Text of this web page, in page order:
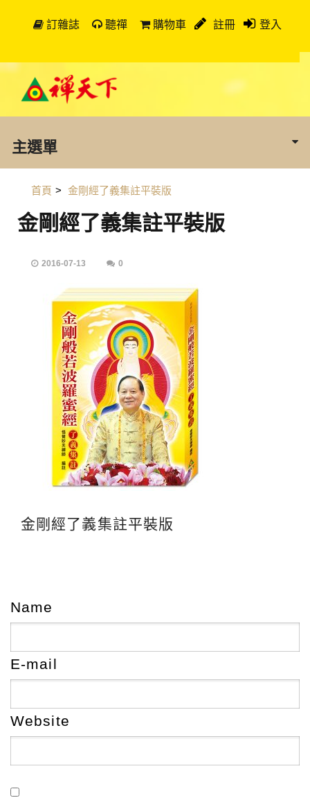
訂雜誌 聽禪 購物車 註冊 登入
主選單
首頁 > 金剛經了義集註平裝版
金剛經了義集註平裝版
2016-07-13 0
金剛經了義集註平裝版
Name
E-mail
Website